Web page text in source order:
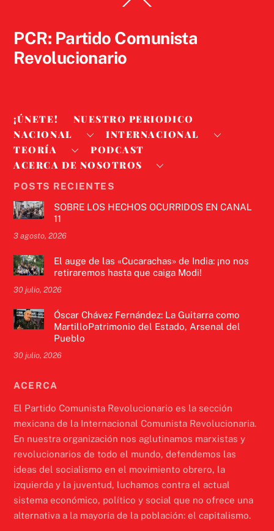
To
PCR: Partido Comunista
Revolucionario
¡ÚNETE!
NUESTRO PERIODICO
NACIONAL
INTERNACIONAL
TEORÍA
PODCAST
ACERCA DE NOSOTROS
POSTS RECIENTES
SOBRE LOS HECHOS OCURRIDOS EN CANAL
11
3 agosto, 2026
El auge de las «Cucarachas» de India: ¡no nos
retiraremos hasta que caiga Modi!
30 julio, 2026
Óscar Chávez Fernández: La Guitarra como
MartilloPatrimonio del Estado, Arsenal del
Pueblo
30 julio, 2026
ACERCA
El Partido Comunista Revolucionario es la sección
mexicana de la Internacional Comunista Revolucionaria.
En nuestra organización nos aglutinamos marxistas y
revolucionarios de todo el mundo, defendemos las
ideas del socialismo en el movimiento obrero, la
izquierda y la juventud, luchamos contra el actual
sistema económico, político y social que no ofrece una
alternativa a la mayoría de la población: el capitalismo.